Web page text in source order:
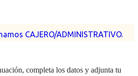
CAJERO/ADMINISTRATIVO.
completa los datos y adjunta tu